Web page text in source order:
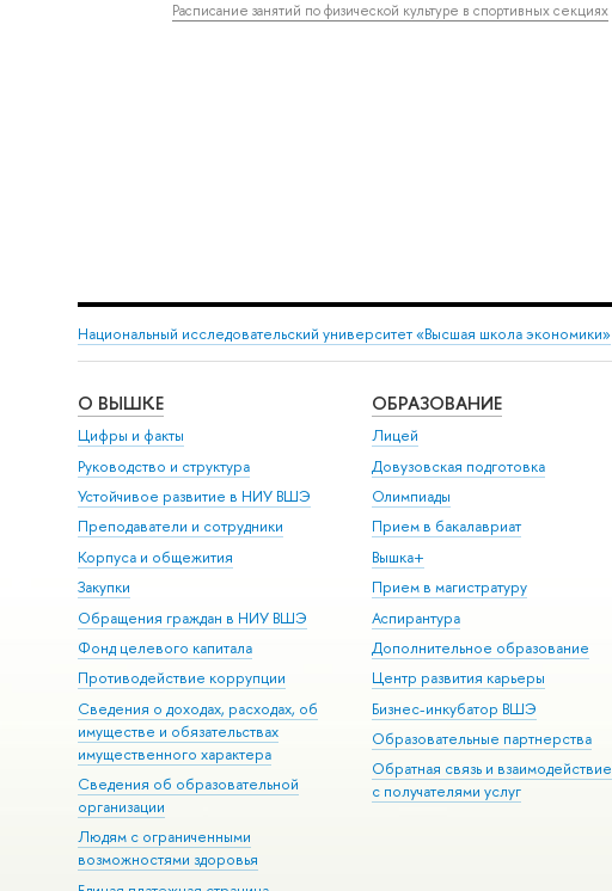
Расписание занятий по физической культуре в спортивных секциях
Национальный исследовательский университет «Высшая школа экономики»
О ВЫШКЕ
Цифры и факты
Руководство и структура
Устойчивое развитие в НИУ ВШЭ
Преподаватели и сотрудники
Корпуса и общежития
Закупки
Обращения граждан в НИУ ВШЭ
Фонд целевого капитала
Противодействие коррупции
Сведения о доходах, расходах, об
имуществе и обязательствах
имущественного характера
Сведения об образовательной
организации
Людям с ограниченными
возможностями здоровья
ОБРАЗОВАНИЕ
Лицей
Довузовская подготовка
Олимпиады
Прием в бакалавриат
Вышка+
Прием в магистратуру
Аспирантура
Дополнительное образование
Центр развития карьеры
Бизнес-инкубатор ВШЭ
Образовательные партнерства
Обратная связь и взаимодействие
с получателями услуг